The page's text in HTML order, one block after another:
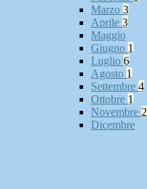
Marzo 3
Aprile 3
Maggio
Giugno 1
Luglio 6
Agosto 1
Settembre 4
Ottobre 1
Novembre 2
Dicembre